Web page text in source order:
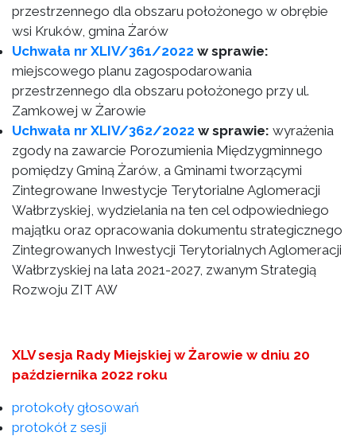
przestrzennego dla obszaru położonego w obrębie
wsi Kruków, gmina Żarów
Uchwała nr XLIV/361/2022 w sprawie:
miejscowego planu zagospodarowania
przestrzennego dla obszaru położonego przy ul.
Zamkowej w Żarowie
Uchwała nr XLIV/362/2022 w sprawie: wyrażenia
zgody na zawarcie Porozumienia Międzygminnego
pomiędzy Gminą Żarów, a Gminami tworzącymi
Zintegrowane Inwestycje Terytorialne Aglomeracji
Wałbrzyskiej, wydzielania na ten cel odpowiedniego
majątku oraz opracowania dokumentu strategicznego
Zintegrowanych Inwestycji Terytorialnych Aglomeracji
Wałbrzyskiej na lata 2021-2027, zwanym Strategią
Rozwoju ZIT AW
XLV sesja Rady Miejskiej w Żarowie w dniu 20
października 2022 roku
protokoły głosowań
protokół z sesji